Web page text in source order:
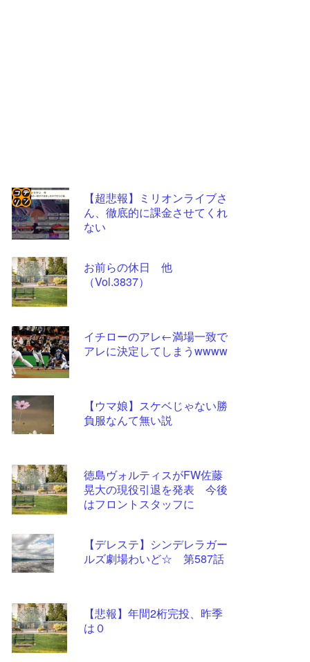
【超悲報】ミリオンライブさ
ん、徹底的に課金させてくれ
ない
お前らの休日 他
（Vol.3837）
イチローのアレ←満場一致で
アレに決定してしまうwwww
【ウマ娘】スケベじゃない勝
負服なんて無い説
徳島ヴォルティスがFW佐藤
晃大の現役引退を発表 今後
はフロントスタッフに
【デレステ】シンデレラガー
ルズ劇場わいど☆ 第587話
【悲報】年間2桁完投、昨季
は０
コテ
リン
- 固
定リ
ンク
更新
ツー
ル